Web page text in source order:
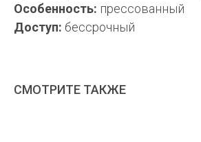
Особенность: прессованный
Доступ: бессрочный
СМОТРИТЕ ТАКЖЕ